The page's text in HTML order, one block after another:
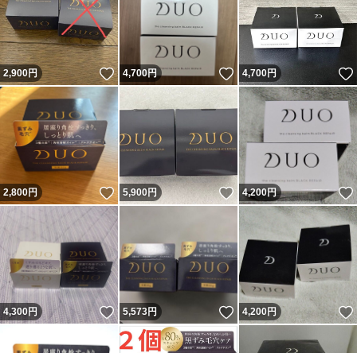
2,900円 いいね！
4,700円 いいね！
4,700円
2,800円 いいね！
5,900円 いいね！
4,200円
4,300円 いいね！
5,573円 いいね！
4,200円